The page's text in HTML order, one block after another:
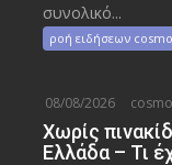
συνολικό...
ροή ειδήσεων
08/08/2026
Χωρίς
Ελλάδα – Τι